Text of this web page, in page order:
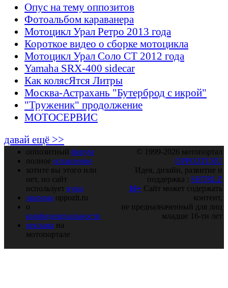
Опус на тему оппозитов
Фотоальбом караванера
Мотоцикл Урал Ретро 2013 года
Короткое видео о сборке мотоцикла
Мотоцикл Урал Соло СТ 2012 года
Yamaha SRX-400 sidecar
Как колясЯтся Литры
Москва-Астрахань "Бутерброд с икрой"
"Труженик" продолжение
МОТОСЕРВИС
давай ещё >>
оппозитный форум
полное оглавление
хотите вы этого или
нет, но сайт
использует куки
закрома oppozit.ru
о
конфиденциальности
реклама на
мотопортале
© 1999-2026 мотопортал
OPPOZIT.RU
Идея, дизайн, развитие и
поддержка : SHTRLZ
16+ Сайт может содержать
контент,
не предназначенный для лиц
младше 16-ти лет